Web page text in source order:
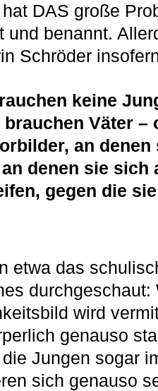
DAS große
und benannt.
Schröder
keine
Väter –
an denen
denen sie sich
gegen die
etwa das
wird
genauso
Jungen sogar
sich genauso